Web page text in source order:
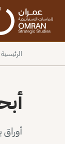
الرئيسية